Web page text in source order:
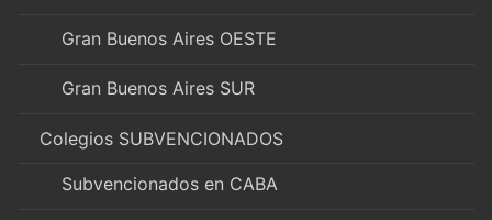
Gran Buenos Aires OESTE
Gran Buenos Aires SUR
Colegios SUBVENCIONADOS
Subvencionados en CABA